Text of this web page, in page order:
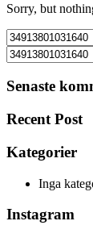
Sorry, but
Senaste
Recent Post
Kategorier
Inga
Instagram